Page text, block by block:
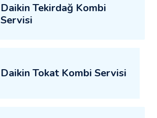
Daikin Tekirdağ Kombi
Servisi
Daikin Tokat Kombi Servisi